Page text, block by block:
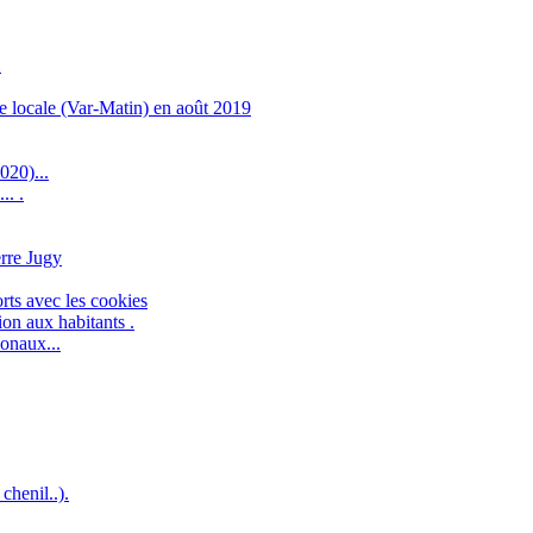
locale (Var-Matin) en août 2019
.
Jugy
avec les cookies
aux habitants .